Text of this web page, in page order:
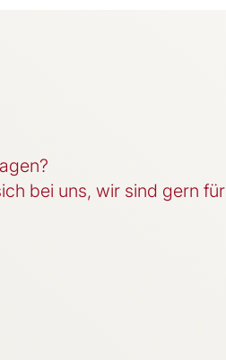
bei uns, wir sind gern für